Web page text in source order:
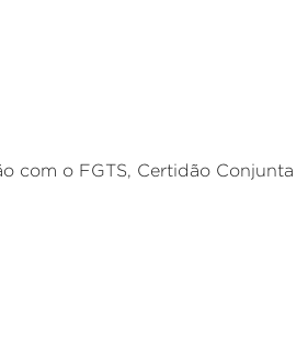
com o FGTS, Certidão Conjunta